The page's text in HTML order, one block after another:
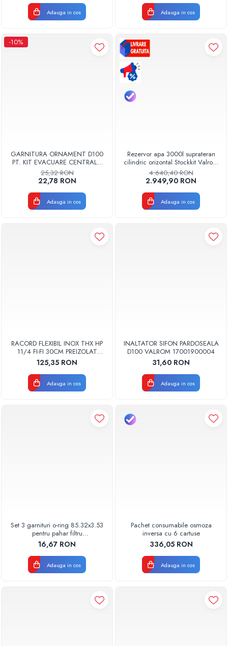
Adauga in cos Adauga in cos
-10%
GARNITURA ORNAMENT D100
PT. KIT EVACUARE CENTRALA
FGGE100
25,32 RON
22,78 RON
Adauga in cos
Rezervor apa 3000l suprateran
cilindric orizontal Stockkit Valrom
49013000001
4.640,40 RON
2.949,90 RON
Adauga in cos
RACORD FLEXIBIL INOX THX HP
11/4 FI-FI 30CM PREIZOLAT
PENTRU POMPA DE CALDURA -
THX
125,35 RON
Adauga in cos
INALTATOR SIFON PARDOSEALA
D100 VALROM 17001900004
31,60 RON
Adauga in cos
Set 3 garnituri o-ring 85.32x3.53
pentru pahar filtru
AQUA06030000000
16,67 RON
Adauga in cos
Pachet consumabile osmoza
inversa cu 6 cartuse
336,05 RON
Adauga in cos